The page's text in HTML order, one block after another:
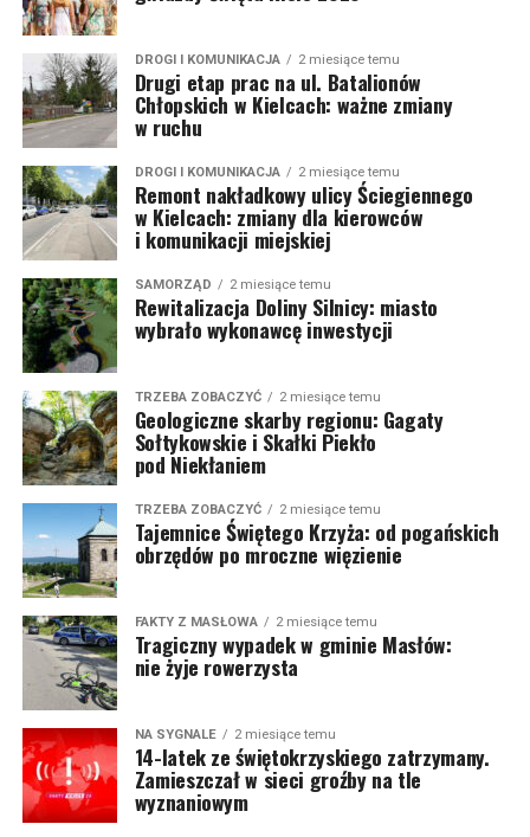
DROGI I KOMUNIKACJA 2 miesiące temu
Drugi etap prac na ul. Batalionów
Chłopskich w Kielcach: ważne zmiany
w ruchu
DROGI I KOMUNIKACJA 2 miesiące temu
Remont nakładkowy ulicy Ściegiennego
w Kielcach: zmiany dla kierowców
i komunikacji miejskiej
SAMORZĄD 2 miesiące temu
Rewitalizacja Doliny Silnicy: miasto
wybrało wykonawcę inwestycji
TRZEBA ZOBACZYĆ 2 miesiące temu
Geologiczne skarby regionu: Gagaty
Sołtykowskie i Skałki Piekło
pod Niekłaniem
TRZEBA ZOBACZYĆ 2 miesiące temu
Tajemnice Świętego Krzyża: od pogańskich
obrzędów po mroczne więzienie
FAKTY Z MASŁOWA 2 miesiące temu
Tragiczny wypadek w gminie Masłów:
nie żyje rowerzysta
NA SYGNALE 2 miesiące temu
14-latek ze świętokrzyskiego zatrzymany.
Zamieszczał w sieci groźby na tle
wyznaniowym